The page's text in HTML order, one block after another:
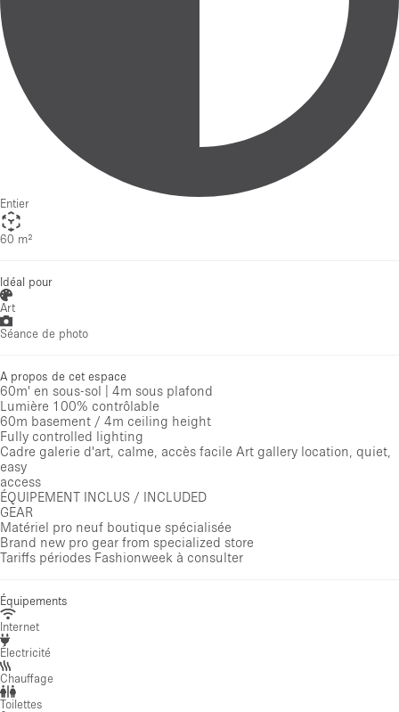
Entier
60 m²
Idéal pour
Art
Séance de photo
A propos de cet espace
60m' en sous-sol | 4m sous plafond
Lumière 100% contrôlable
60m basement / 4m ceiling height
Fully controlled lighting
Cadre galerie d'art, calme, accès facile Art gallery location, quiet,
easy
access
ÉQUIPEMENT INCLUS / INCLUDED
GEAR
Matériel pro neuf boutique spécialisée
Brand new pro gear from specialized store
Tariffs périodes Fashionweek à consulter
Équipements
Internet
Électricité
Chauffage
Toilettes